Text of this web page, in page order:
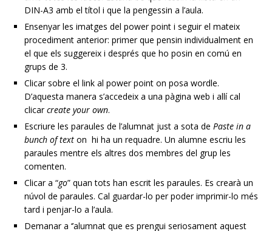
DIN-A3 amb el títol i que la pengessin a l’aula.
Ensenyar les imatges del power point i seguir el mateix
procediment anterior: primer que pensin individualment en
el que els suggereix i després que ho posin en comú en
grups de 3.
Clicar sobre el link al power point on posa wordle.
D’aquesta manera s’accedeix a una pàgina web i allí cal
clicarcreate your own.
Escriure les paraules de l’alumnat just a sota de Paste in a
bunch of text on hi ha un requadre. Un alumne escriu les
paraules mentre els altres dos membres del grup les
comenten.
Clicar a “go” quan tots han escrit les paraules. Es crearà un
núvol de paraules. Cal guardar-lo per poder imprimir-lo més
tard i penjar-lo a l’aula.
Demanar a ‘’alumnat que es prengui seriosament aquest